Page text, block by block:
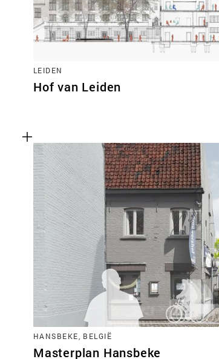
LEIDEN
Hof van Leiden
HANSBEKE, BELGIË
Masterplan Hansbeke